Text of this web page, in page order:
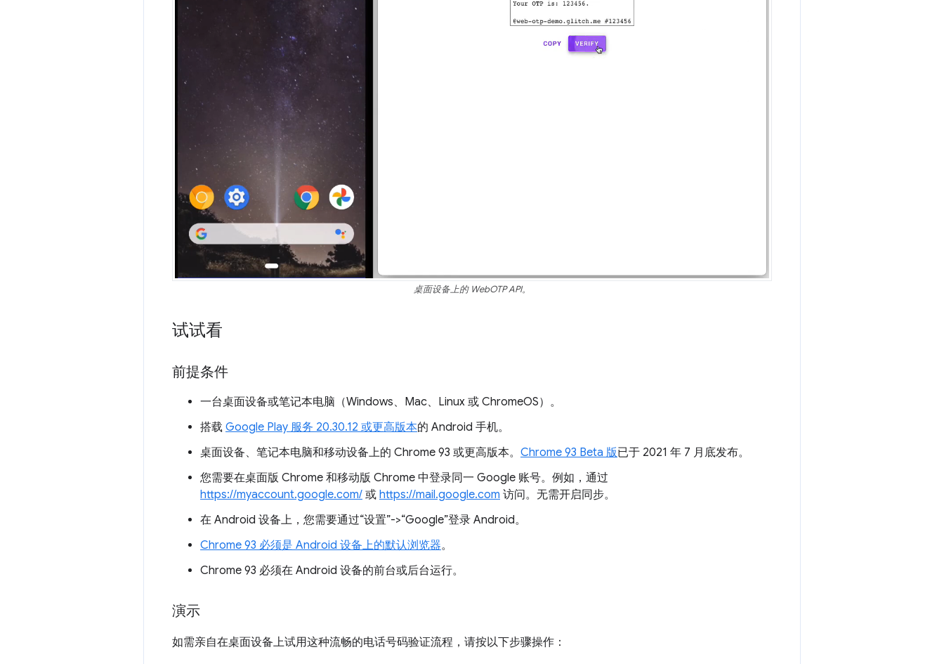
桌面设备上的 WebOTP API。
试试看
前提条件
一台桌面设备或笔记本电脑（Windows、Mac、Linux 或 ChromeOS）。
搭载 Google Play 服务 20.30.12 或更高版本的 Android 手机。
桌面设备、笔记本电脑和移动设备上的 Chrome 93 或更高版本。 Chrome 93 Beta 版已于 2021 年 7 月底发布。
您需要在桌面版 Chrome 和移动版 Chrome 中登录同一 Google 账号。例如，通过
https://myaccount.google.com/ 或 https://mail.google.com 访问。无需开启同步。
在 Android 设备上，您需要通过“设置”->“Google”登录 Android。
Chrome 93 必须是 Android 设备上的默认浏览器。
Chrome 93 必须在 Android 设备的前台或后台运行。
演示
如需亲自在桌面设备上试用这种流畅的电话号码验证流程，请按以下步骤操作：